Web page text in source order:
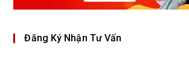
Đăng Ký Nhận Tư Vấn